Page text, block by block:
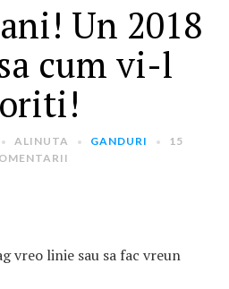
Un 2018
cum vi-l
ALINUTA GANDURI
15
vreo linie sau sa fac vreun
in strainatate(163)
(22)
Liber
(47)
NOUTATILE PE E-MAIL
adresa ta de email: